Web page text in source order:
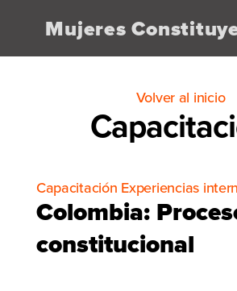
Mujeres
Volver al inicio
Capacitación Experiencias
Colombia:
constitucional